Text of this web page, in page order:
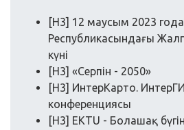
[H3] 12 маусым 2023
Республикасындағы
күні
[H3] «Серпін - 2050»
[H3] ИнтерКарто.
конференциясы
[H3] EKTU - Болашақ